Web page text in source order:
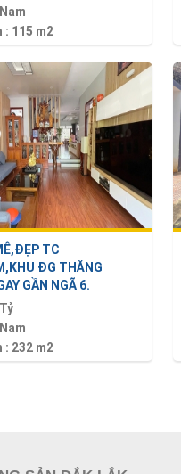
Nam
: 115 m2
TC
ĐG THĂNG
GẦN NGÃ 6.
Nam
: 232 m2